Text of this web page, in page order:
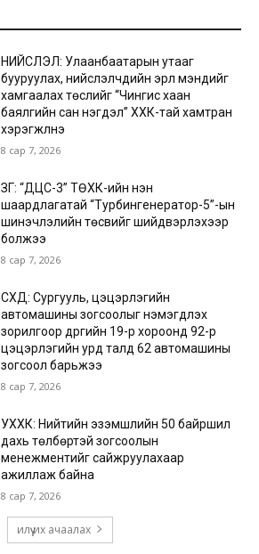
НИЙСЛЭЛ: Улаанбаатарын утааг
бууруулах, нийслэлчүүдийн эрүүл мэндийг
хамгаалах төслийг “Чингис хаан
баялгийн сан нэгдэл” ХХК-тай хамтран
хэрэгжүүлнэ
8 сар 7, 2026
ЗГ: “ДЦС-3” ТӨХК-ийн нэн
шаардлагатай “Турбингенератор-5”-ын
шинэчлэлийн төсвийг шийдвэрлэхээр
болжээ
8 сар 7, 2026
СХД: Сургууль, цэцэрлэгийн
автомашины зогсоолыг нэмэгдүүлэх
зорилгоор дүүргийн 19-р хороонд 92-р
цэцэрлэгийн урд талд 62 автомашины
зогсоол барьжээ
8 сар 7, 2026
УХХК: Нийтийн эзэмшлийн 50 байршил
дахь төлбөртэй зогсоолын
менежментийг сайжруулахаар
ажиллаж байна
8 сар 7, 2026
илүү их ачаалах